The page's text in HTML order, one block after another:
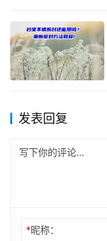
发表回复
*昵称：